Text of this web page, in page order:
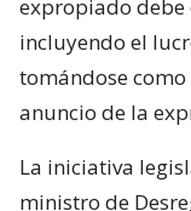
expropiado
incluyendo el
tomándose
anuncio de la
La iniciativa
ministro de